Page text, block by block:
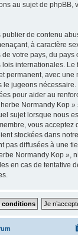
au sujet de phpBB,
publier de contenu
à caractère
votre pays, du
lois internationales. Le
permanent, avec
le jugeons
pour aider au
Normandy Kop
sujet lorsque nous
vous acceptez
stockées dans
pas diffusées à une
Normandy Kop »,
en cas de tentative